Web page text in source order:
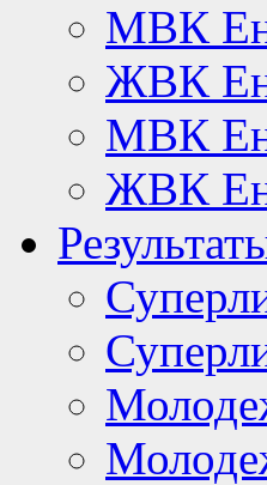
МВК
ЖВК
МВК
ЖВК